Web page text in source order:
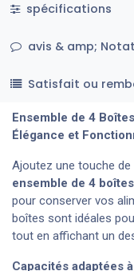
spécifications
avis & amp;
Satisfait ou
Ensemble de 4
Élégance et
Ajoutez une touche
ensemble de 4
pour conserver vos
boîtes sont idéales
tout en affichant un
Capacités adaptées